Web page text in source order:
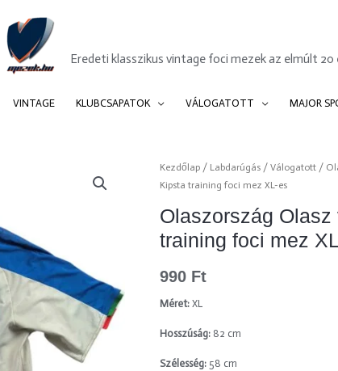
Eredeti klasszikus vintage foci mezek az elmúlt 20
VINTAGE KLUBCSAPATOK VÁLOGATOTT MAJOR
Kezdőlap/ Labdarúgás/ Válogatott/
Kipsta training foci mez XL-es
Olaszország
training foci mez
990 Ft
Méret:XL
Hosszúság: 82 cm
Szélesség: 58 cm